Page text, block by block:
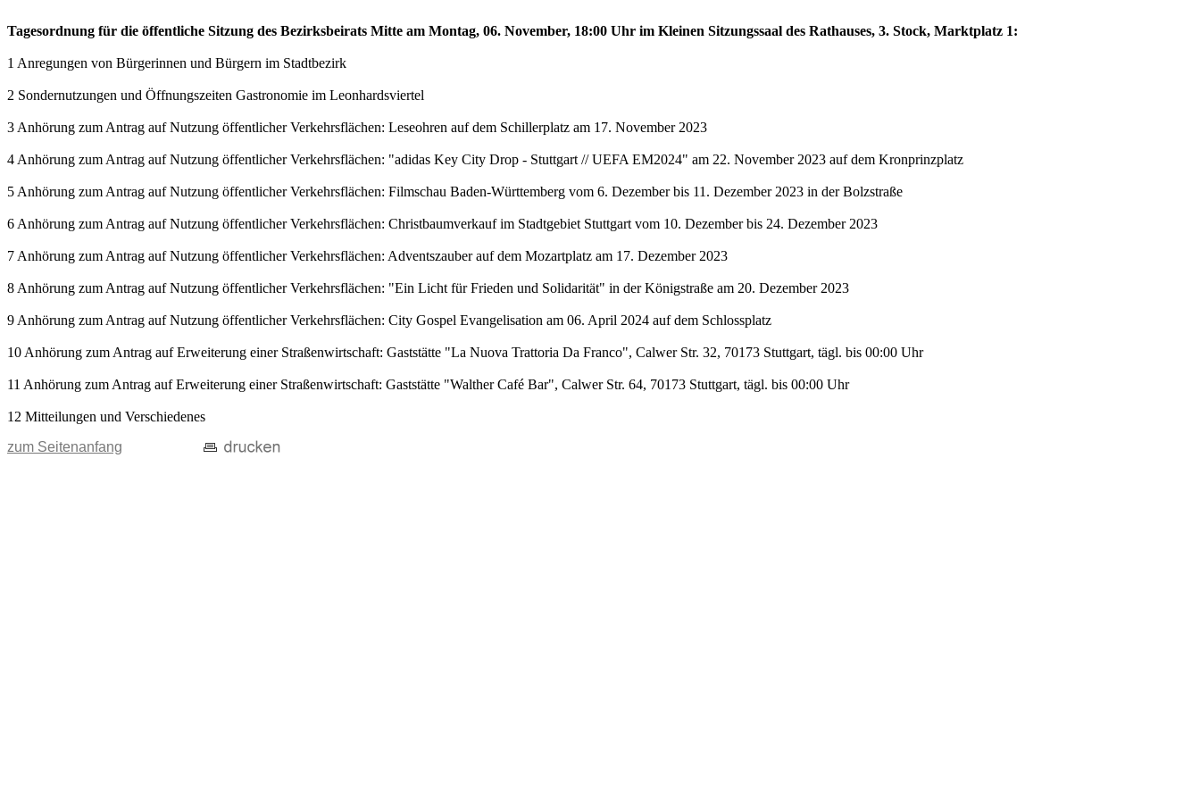
Tagesordnung für die öffentliche Sitzung des Bezirksbeirats Mitte am Montag, 06. November, 18:00 Uhr im Kleinen Sitzungssaal des Rathauses, 3. Stock, Marktplatz 1:
1 Anregungen von Bürgerinnen und Bürgern im Stadtbezirk
2 Sondernutzungen und Öffnungszeiten Gastronomie im Leonhardsviertel
3 Anhörung zum Antrag auf Nutzung öffentlicher Verkehrsflächen: Leseohren auf dem Schillerplatz am 17. November 2023
4 Anhörung zum Antrag auf Nutzung öffentlicher Verkehrsflächen: "adidas Key City Drop - Stuttgart // UEFA EM2024" am 22. November 2023 auf dem Kronprinzplatz
5 Anhörung zum Antrag auf Nutzung öffentlicher Verkehrsflächen: Filmschau Baden-Württemberg vom 6. Dezember bis 11. Dezember 2023 in der Bolzstraße
6 Anhörung zum Antrag auf Nutzung öffentlicher Verkehrsflächen: Christbaumverkauf im Stadtgebiet Stuttgart vom 10. Dezember bis 24. Dezember 2023
7 Anhörung zum Antrag auf Nutzung öffentlicher Verkehrsflächen: Adventszauber auf dem Mozartplatz am 17. Dezember 2023
8 Anhörung zum Antrag auf Nutzung öffentlicher Verkehrsflächen: "Ein Licht für Frieden und Solidarität" in der Königstraße am 20. Dezember 2023
9 Anhörung zum Antrag auf Nutzung öffentlicher Verkehrsflächen: City Gospel Evangelisation am 06. April 2024 auf dem Schlossplatz
10 Anhörung zum Antrag auf Erweiterung einer Straßenwirtschaft: Gaststätte "La Nuova Trattoria Da Franco", Calwer Str. 32, 70173 Stuttgart, tägl. bis 00:00 Uhr
11 Anhörung zum Antrag auf Erweiterung einer Straßenwirtschaft: Gaststätte "Walther Café Bar", Calwer Str. 64, 70173 Stuttgart, tägl. bis 00:00 Uhr
12 Mitteilungen und Verschiedenes
zum Seitenanfang